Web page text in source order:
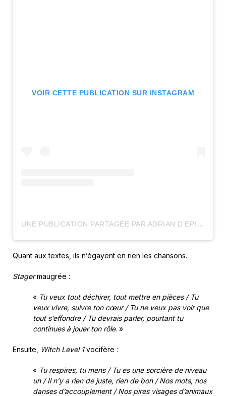
VOIR CETTE PUBLICATION SUR INSTAGRAM
UNE PUBLICATION PARTAGÉE PAR ADRIAN D’EPINAY (@MARITIMEMANSON)
Quant aux textes, ils n’égayent en rien les chansons.
Stagermaugrée :
« Tu veux tout déchirer, tout mettre en pièces / Tu
veux vivre, suivre ton cœur / Tu ne veux pas voir que
tout s’effondre / Tu devrais parler, pourtant tu
continues à jouer ton rôle. »
Ensuite, Witch Level 1vocifère :
« Tu respires, tu mens / Tu es une sorcière de niveau
un / Il n’y a rien de juste, rien de bon / Nos mots, nos
danses d’accouplement / Nos pires visages d’animaux